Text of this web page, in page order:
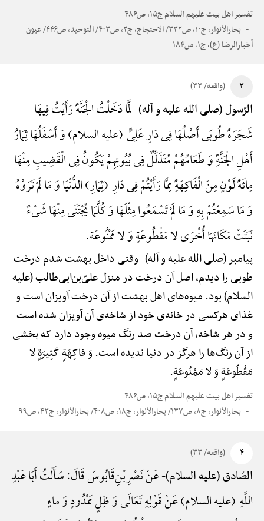
تفسیر اهل بیت علیهم السلام ج۱۵، ص۴۸۶
بحارالأنوار، ج۱۰، ص۳۳۲/ الاحتجاج، ج۲، ص۴۰۳/ التوحید، ص۴۴۶/ عیون
أخبارالرضا (ع)، ج۱، ص۱۸۴
۳ (واقعه/ ۳۳)
الرّسول (صلی الله علیه و آله)-لَمَّا دَخَلْتُ الْجَنَّهًَْ رَأَیْتُ فِیهَا
شَجَرَهًَْ طُوبَی أَصْلُهَا فِی دَارِ عَلِیٍّ (علیه السلام) وَ أَسْفَلُهَا ثِمَارُ
أَهْلِ الْجَنَّهًِْ وَ طَعَامُهُمْ مُتَذَلِّلٌ فِی بُیُوتِهِمْ یَکُونُ فِی الْقَضِیبِ مِنْهَا
مِائَهًُْ لَوْنٍ مِنَ الْفَاکِهَهًِْ مِمَّا رَأَیْتُمْ فِی دَارِ (ثِمَارِ) الدُّنْیَا وَ مَا لَمْ تَرَوْهُ
وَ مَا سَمِعْتُمْ بِهِ وَ مَا لَمْ تَسْمَعُوا مِثْلَهَا وَ کُلَّمَا یُجْتَنَی مِنْهَا شَیْءٌ
نَبَتَتْ مَکَانَهَا أُخْرَی لا مَقْطُوعَةٍ وَ لا مَمْنُوعَة.
پیامبر (صلی الله علیه و آله)-وقتی داخل بهشت شدم درخت
طوبی را دیدم، اصل آن درخت در منزل علیّ‌بن‌ابی‌طالب (علیه
السلام) بود. میوه‌های اهل بهشت از آن درخت آویزان است و
غذای هرکسی در خانه‌ی خود از شاخه‌ی آن آویزان شده است
و در هر شاخه، آن درخت صد رنگ میوه وجود دارد که بخشی
از آن رنگ‌ها را هرگز در دنیا ندیده است. وَ فاکِهَةٍ کَثِیرَةٍ لا
مَقْطُوعَةٍ وَ لا مَمْنُوعَةٍ.
تفسیر اهل بیت علیهم السلام ج۱۵، ص۴۸۶
بحارالأنوار، ج۸، ص۱۳۷/ بحارالأنوار، ج۱۸، ص۴۰۸/ بحارالأنوار، ج۴۳، ص۹۹
۴ (واقعه/ ۳۳)
الصّادق (علیه السلام)-عَنْ نَصْرِ‌بْنِ‌قَابُوسَ قَالَ: سَأَلْتُ أَبَا عَبْدِ
اللَّهِ (علیه السلام) عَنْ قَوْلِهِ تَعَالَی وَ ظِلٍ مَمْدُودٍ وَ ماءٍ